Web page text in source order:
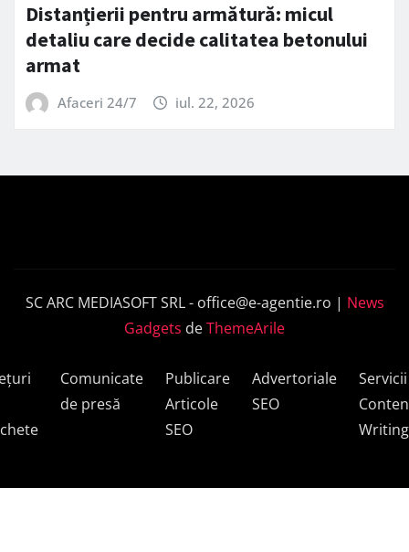
Distanțierii pentru armătură: micul
detaliu care decide calitatea betonului
armat
Afaceri 24/7 iul. 22, 2026
SC ARC MEDIASOFT SRL - office@e-agentie.ro | News
Gadgets deThemeArile
Comunicate
de presă
Publicare
Articole
SEO
Advertoriale
SEO
Servicii
Writing